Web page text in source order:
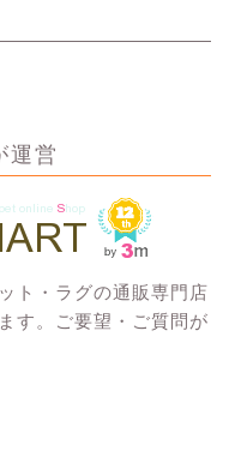
運営
ト・ラグの通販専門店
す。ご要望・ご質問が